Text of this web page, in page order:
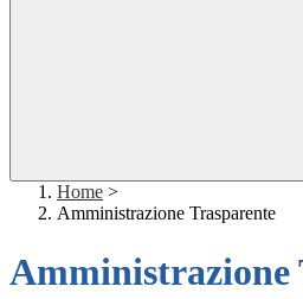
Home >
Amministrazione Trasparente
Amministrazione